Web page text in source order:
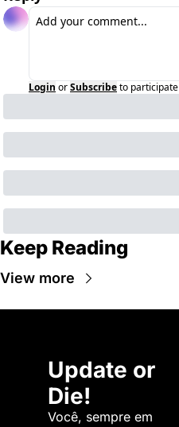
Login orSubscribeto participate
Keep Reading
View more
Update or
Die!
Você, sempre em